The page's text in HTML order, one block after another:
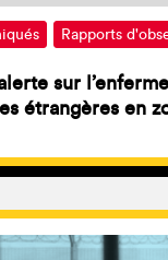
Rapports
alerte sur
étrangères en